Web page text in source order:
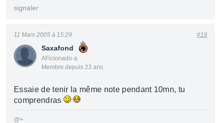
signaler
Saxafond
AFicionado·a
Membre depuis 23 ans
11 Mars 2005 à 15:29 #19
Essaie de tenir la même note pendant 10mn, tu
comprendras
@+